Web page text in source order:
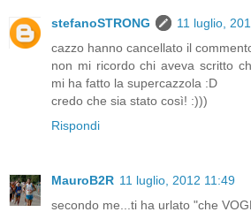
stefanoSTRONG
11 luglio,
cazzo hanno cancellato il
non mi ricordo chi aveva scritto
mi ha fatto la supercazzola :D
credo che sia stato così! :)))
Rispondi
MauroB2R 11 luglio, 2012 11:49
secondo me...ti ha urlato "che